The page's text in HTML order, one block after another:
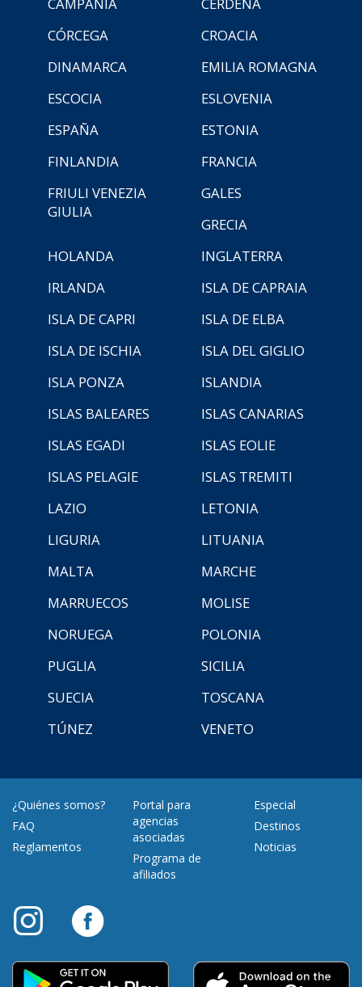
CÓRCEGA
CROACIA
DINAMARCA
EMILIA ROMAGNA
ESCOCIA
ESLOVENIA
ESPAÑA
ESTONIA
FINLANDIA
FRANCIA
FRIULI VENEZIA
GIULIA
GALES
GRECIA
HOLANDA
INGLATERRA
IRLANDA
ISLA DE CAPRAIA
ISLA DE CAPRI
ISLA DE ELBA
ISLA DE ISCHIA
ISLA DEL GIGLIO
ISLA PONZA
ISLANDIA
ISLAS BALEARES
ISLAS CANARIAS
ISLAS EGADI
ISLAS EOLIE
ISLAS PELAGIE
ISLAS TREMITI
LAZIO
LETONIA
LIGURIA
LITUANIA
MALTA
MARCHE
MARRUECOS
MOLISE
NORUEGA
POLONIA
PUGLIA
SICILIA
SUECIA
TOSCANA
TÚNEZ
VENETO
¿Quiénes somos?
FAQ
Reglamentos
Portal para
agencias
asociadas
Programa de
afiliados
Especial
Destinos
Noticias